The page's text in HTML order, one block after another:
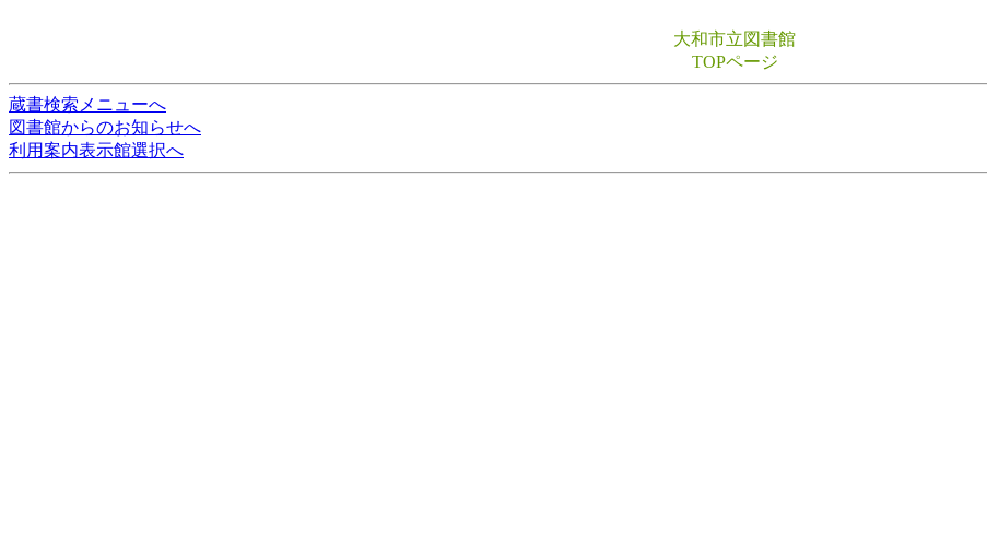
大和市立図書館
TOPページ
蔵書検索メニューへ
図書館からのお知らせへ
利用案内表示館選択へ